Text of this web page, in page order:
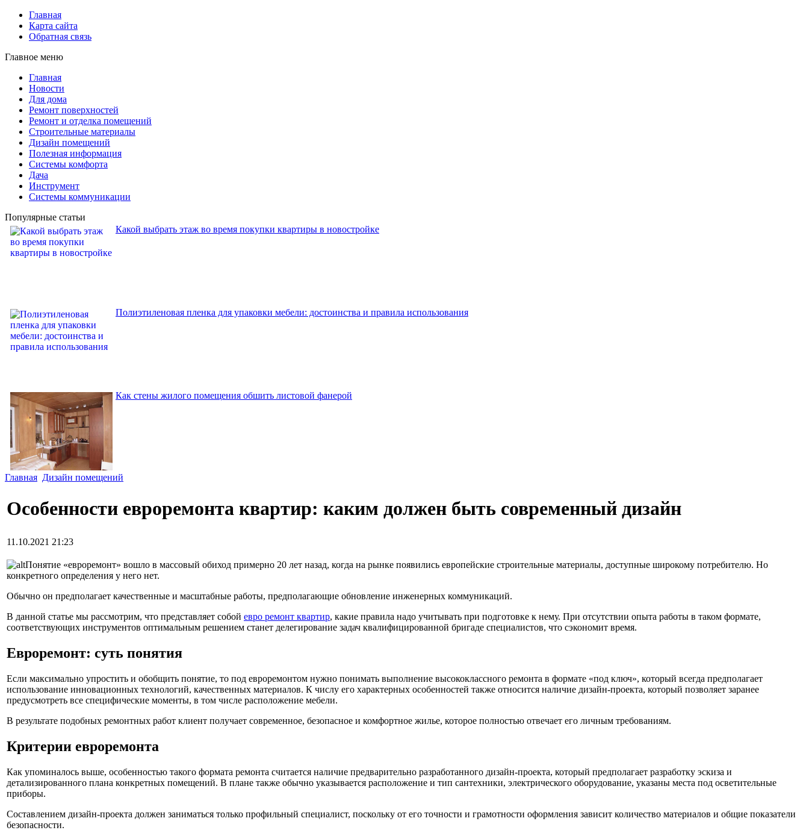
Главная
Карта сайта
Обратная связь
Главное меню
Главная
Новости
Для дома
Ремонт поверхностей
Ремонт и отделка помещений
Строительные материалы
Дизайн помещений
Полезная информация
Системы комфорта
Дача
Инструмент
Системы коммуникации
Популярные статьи
Какой выбрать этаж во время покупки квартиры в новостройке
Полиэтиленовая пленка для упаковки мебели: достоинства и правила использования
Как стены жилого помещения обшить листовой фанерой
Главная Дизайн помещений
Особенности евроремонта квартир: каким должен быть современный дизайн
11.10.2021 21:23
Понятие «евроремонт» вошло в массовый обиход примерно 20 лет назад, когда на рынке появились европейские строительные материалы, доступные широкому потребителю. Но
конкретного определения у него нет.
Обычно он предполагает качественные и масштабные работы, предполагающие обновление инженерных коммуникаций.
В данной статье мы рассмотрим, что представляет собой евро ремонт квартир, какие правила надо учитывать при подготовке к нему. При отсутствии опыта работы в таком формате,
соответствующих инструментов оптимальным решением станет делегирование задач квалифицированной бригаде специалистов, что сэкономит время.
Евроремонт: суть понятия
Если максимально упростить и обобщить понятие, то под евроремонтом нужно понимать выполнение высококлассного ремонта в формате «под ключ», который всегда предполагает
использование инновационных технологий, качественных материалов. К числу его характерных особенностей также относится наличие дизайн-проекта, который позволяет заранее
предусмотреть все специфические моменты, в том числе расположение мебели.
В результате подобных ремонтных работ клиент получает современное, безопасное и комфортное жилье, которое полностью отвечает его личным требованиям.
Критерии евроремонта
Как упоминалось выше, особенностью такого формата ремонта считается наличие предварительно разработанного дизайн-проекта, который предполагает разработку эскиза и
детализированного плана конкретных помещений. В плане также обычно указывается расположение и тип сантехники, электрического оборудование, указаны места под осветительные
приборы.
Составлением дизайн-проекта должен заниматься только профильный специалист, поскольку от его точности и грамотности оформления зависит количество материалов и общие показатели
безопасности.